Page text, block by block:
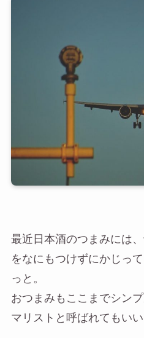
最近日本酒のつまみには
をなにもつけずにかじっ
っと。
おつまみもここまでシン
マリストと呼ばれてもい